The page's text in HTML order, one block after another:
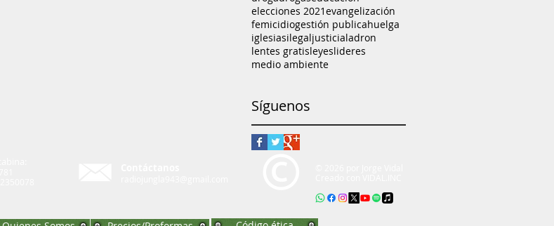
elecciones 2021evangelización
femicidiogestión publicahuelga
iglesiasilegaljusticialadron
lentes gratisleyeslideres
medio ambiente
Síguenos